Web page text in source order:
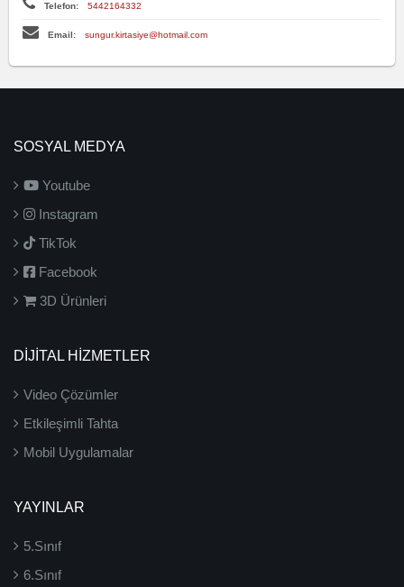
Telefon: 5442164332
Email: sungur.kirtasiye@hotmail.com
SOSYAL MEDYA
Youtube
Instagram
TikTok
Facebook
3D Ürünleri
DİJİTAL HİZMETLER
Video Çözümler
Etkileşimli Tahta
Mobil Uygulamalar
YAYINLAR
5.Sınıf
6.Sınıf